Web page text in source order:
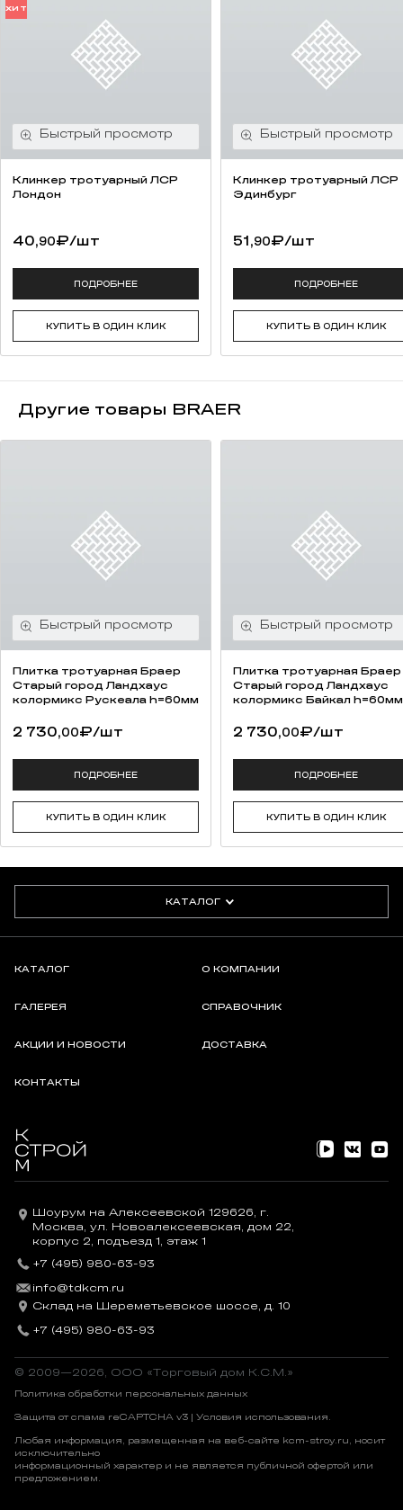
ХИТ
Клинкер тротуарный ЛСР
Лондон
40,90₽/шт
ПОДРОБНЕЕ
КУПИТЬ В ОДИН КЛИК
Клинкер тротуарный ЛСР
Эдинбург
51,90₽/шт
ПОДРОБНЕЕ
КУПИТЬ В ОДИН КЛИК
Другие товары BRAER
Плитка тротуарная Браер
Старый город Ландхаус
колормикс Рускеала h=60мм
2 730,00₽/шт
ПОДРОБНЕЕ
КУПИТЬ В ОДИН КЛИК
Плитка тротуарная Браер
Старый город Ландхаус
колормикс Байкал h=60мм
2 730,00₽/шт
ПОДРОБНЕЕ
КУПИТЬ В ОДИН КЛИК
КАТАЛОГ
КАТАЛОГ О КОМПАНИИ
ГАЛЕРЕЯ СПРАВОЧНИК
АКЦИИ И НОВОСТИ ДОСТАВКА
КОНТАКТЫ
Шоурум на Алексеевской 129626, г.
Москва, ул. Новоалексеевская, дом 22,
корпус 2, подъезд 1, этаж 1
+7 (495) 980-63-93
info@tdkcm.ru
Склад на Шереметьевское шоссе, д. 10
+7 (495) 980-63-93
© 2009—2026, OOO «Торговый дом К.С.М.»
Политика обработки персональных данных
Защита от спама reCAPTCHA v3 | Условия использования.
Любая информация, размещенная на веб-сайте kcm-stroy.ru, носит
исключительно
информационный характер и не является публичной офертой или
предложением.